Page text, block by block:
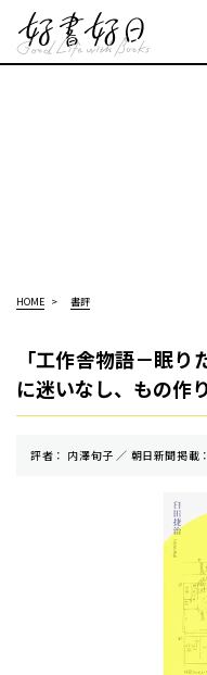
HOME 書評
「工作舎物語－眠
に迷いなし、もの作
評者： 内澤旬子 ／ 朝⽇新聞掲